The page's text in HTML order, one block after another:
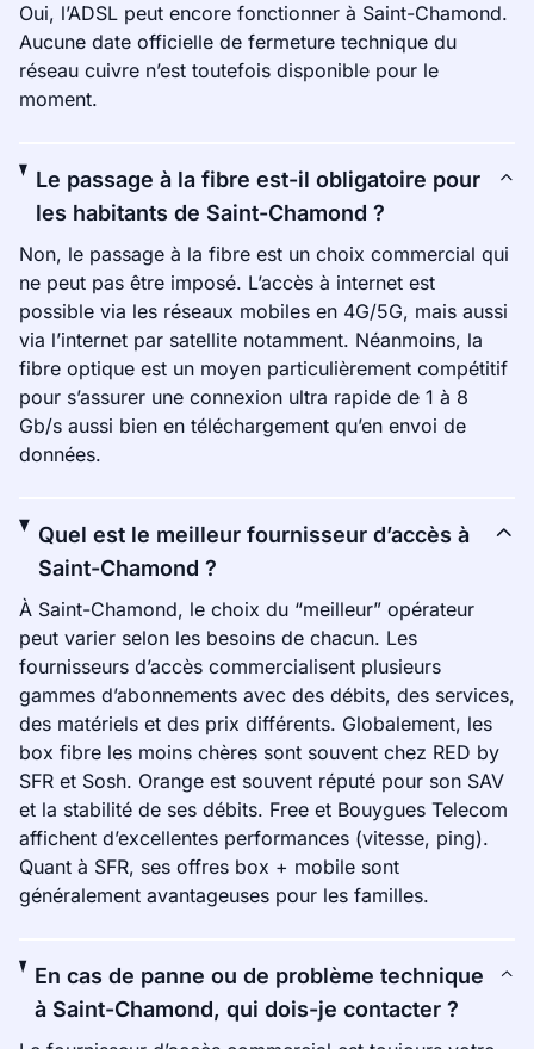
Oui, l’ADSL peut encore fonctionner à Saint-Chamond.
Aucune date officielle de fermeture technique du
réseau cuivre n’est toutefois disponible pour le
moment.
Le passage à la fibre est-il obligatoire pour
les habitants de Saint-Chamond ?
Non, le passage à la fibre est un choix commercial qui
ne peut pas être imposé. L’accès à internet est
possible via les réseaux mobiles en 4G/5G, mais aussi
via l’internet par satellite notamment. Néanmoins, la
fibre optique est un moyen particulièrement compétitif
pour s’assurer une connexion ultra rapide de 1 à 8
Gb/s aussi bien en téléchargement qu’en envoi de
données.
Quel est le meilleur fournisseur d’accès à
Saint-Chamond ?
À Saint-Chamond, le choix du “meilleur” opérateur
peut varier selon les besoins de chacun. Les
fournisseurs d’accès commercialisent plusieurs
gammes d’abonnements avec des débits, des services,
des matériels et des prix différents. Globalement, les
box fibre les moins chères sont souvent chez RED by
SFR et Sosh. Orange est souvent réputé pour son SAV
et la stabilité de ses débits. Free et Bouygues Telecom
affichent d’excellentes performances (vitesse, ping).
Quant à SFR, ses offres box + mobile sont
généralement avantageuses pour les familles.
En cas de panne ou de problème technique
à Saint-Chamond, qui dois-je contacter ?